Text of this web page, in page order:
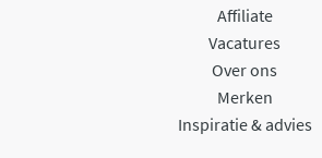
Affiliate
Vacatures
Over ons
Merken
Inspiratie & advies